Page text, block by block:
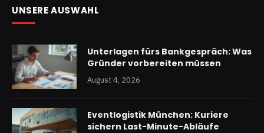
UNSERE AUSWAHL
Unterlagen fürs Bankgespräch: Was
Gründer vorbereiten müssen
August 4, 2026
Eventlogistik München: Kuriere
sichern Last-Minute-Abläufe